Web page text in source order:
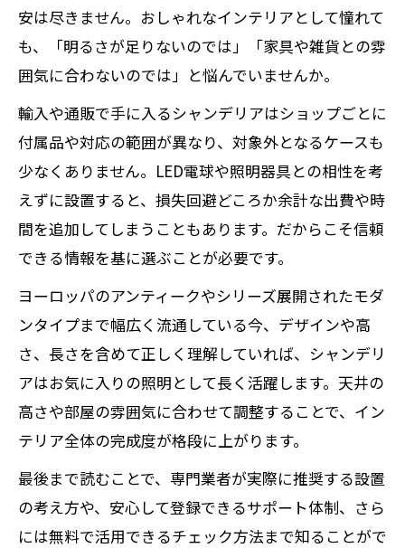
安は尽きません。おしゃれなインテリアとして憧れて
も、「明るさが足りないのでは」「家具や雑貨との雰
囲気に合わないのでは」と悩んでいませんか。
輸入や通販で手に入るシャンデリアはショップごとに
付属品や対応の範囲が異なり、対象外となるケースも
少なくありません。LED電球や照明器具との相性を考
えずに設置すると、損失回避どころか余計な出費や時
間を追加してしまうこともあります。だからこそ信頼
できる情報を基に選ぶことが必要です。
ヨーロッパのアンティークやシリーズ展開されたモダ
ンタイプまで幅広く流通している今、デザインや高
さ、長さを含めて正しく理解していれば、シャンデリ
アはお気に入りの照明として長く活躍します。天井の
高さや部屋の雰囲気に合わせて調整することで、イン
テリア全体の完成度が格段に上がります。
最後まで読むことで、専門業者が実際に推奨する設置
の考え方や、安心して登録できるサポート体制、さら
には無料で活用できるチェック方法まで知ることがで